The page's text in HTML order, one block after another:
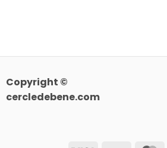
Copyright ©
cercledebene.com